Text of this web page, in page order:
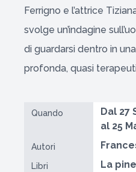
Ferrigno e l’attrice
svolge un’indagine
di guardarsi dentro in
profonda, quasi
Quando
Dal 27
al 25
Autori
Libri La